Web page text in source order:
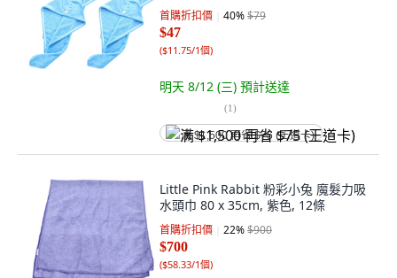
首購折扣價 40%$79
$47
($11.75/1個)
明天 8/12 (三) 預計送達
(1)
满 $1,500 再省 $75 (王道卡)
Little Pink Rabbit 粉彩小兔 魔髮力吸
水頭巾 80 x 35cm, 紫色, 12條
首購折扣價 22%$900
$700
($58.33/1個)